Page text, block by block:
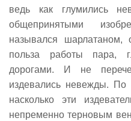
ведь как глумились
общепринятыми
назывался шарлатаном,
польза работы пара,
дорогами. И не
издевались невежды. По
насколько эти
непременно терновым